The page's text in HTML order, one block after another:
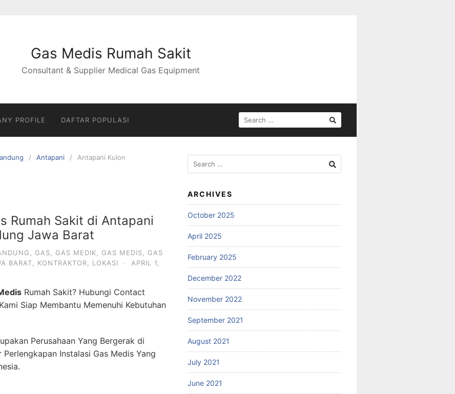
Gas Medis Rumah Sakit
Consultant & Supplier Medical Gas Equipment
PROFILE DAFTAR POPULASI
SEARCH
FOR:
Antapani Antapani Kulon
Rumah Sakit di Antapani
Jawa Barat
GAS GAS MEDIK GAS MEDIS
GAS
BARAT KONTRAKTOR LOKASI ·
APRIL 1,
Rumah Sakit? Hubungi Contact
Siap Membantu Memenuhi Kebutuhan
Perusahaan Yang Bergerak di
Instalasi Gas Medis Yang
Search
for:
ARCHIVES
October 2025
April 2025
February 2025
December 2022
November 2022
September 2021
August 2021
July 2021
June 2021